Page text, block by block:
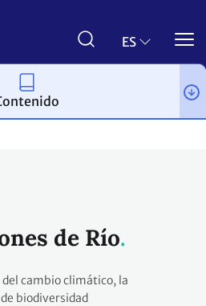
ES
de Río
cambio climático, la
biodiversidad